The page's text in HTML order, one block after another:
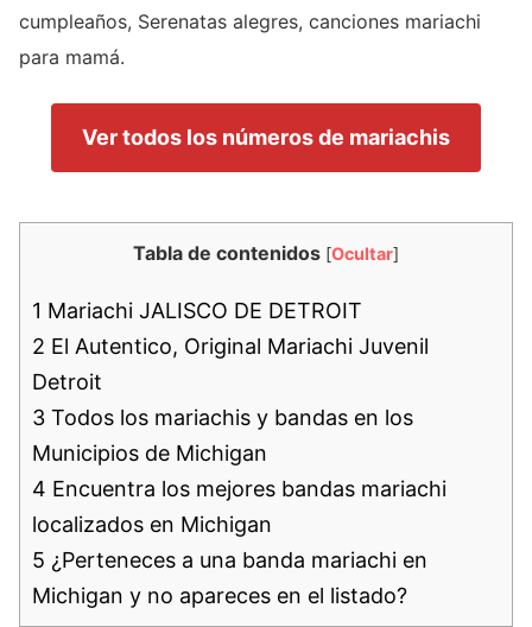
cumpleaños, Serenatas alegres, canciones mariachi
para mamá.
Ver todos los números de mariachis
Tabla de contenidos [Ocultar]
1 Mariachi JALISCO DE DETROIT
2 El Autentico, Original Mariachi Juvenil
Detroit
3 Todos los mariachis y bandas en los
Municipios de Michigan
4 Encuentra los mejores bandas mariachi
localizados en Michigan
5 ¿Perteneces a una banda mariachi en
Michigan y no apareces en el listado?